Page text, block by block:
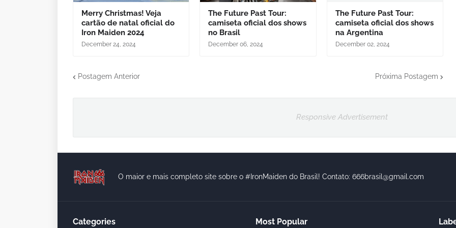
Merry Christmas! Veja
cartão de natal oficial do
Iron Maiden 2024
December 24, 2024
The Future Past Tour:
camiseta oficial dos shows
no Brasil
December 06, 2024
The Future Past Tour:
camiseta oficial dos shows
na Argentina
December 02, 2024
Postagem Anterior Próxima Postagem
Responsive Advertisement
O maior e mais completo site sobre o #IronMaiden do Brasil! Contato: 666brasil@gmail.com
Categories Most Popular